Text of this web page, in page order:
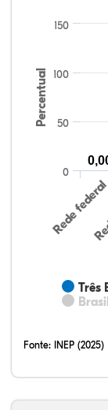
Percentual
Três
Brasil
Rede
0
50
100
150
Fonte: INEP (2025)